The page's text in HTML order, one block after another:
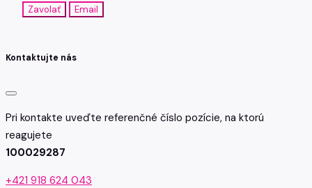
Zavolať Email
Kontaktujte nás
Pri kontakte uveďte referenčné číslo pozície, na ktorú
reagujete
100029287
+421 918 624 043